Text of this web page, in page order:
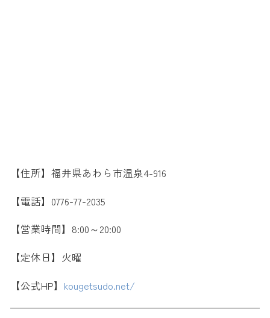
【住所】福井県あわら市温泉4-916
【電話】0776-77-2035
【営業時間】8:00～20:00
【定休日】火曜
【公式HP】 kougetsudo.net/